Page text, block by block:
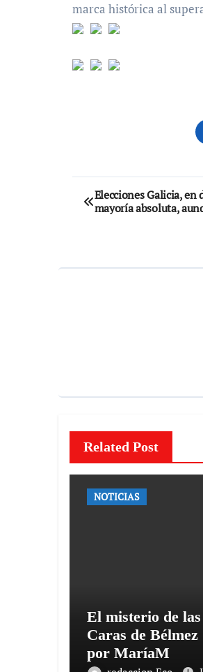
marca histórica al
Navegación
Elecciones Galicia, en
mayoría absoluta,
Related Post
NOTICIAS
El misterio de las
Caras de Bélmez
por MaríaM